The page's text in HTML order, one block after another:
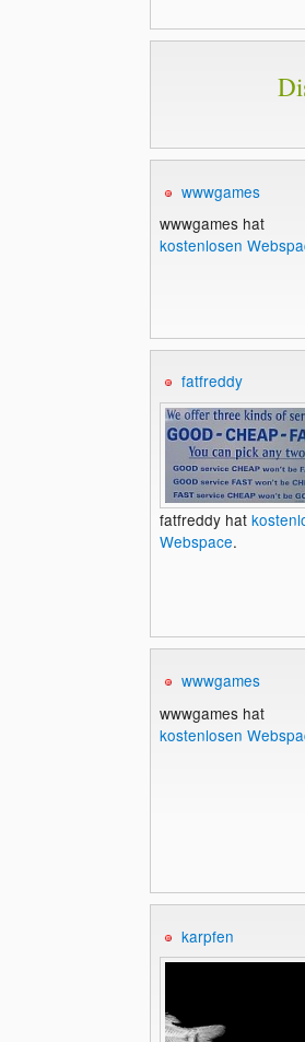
wwwgames
wwwgames hat
kostenlosen
fatfreddy
fatfreddy hat
Webspace.
wwwgames
wwwgames hat
kostenlosen
karpfen